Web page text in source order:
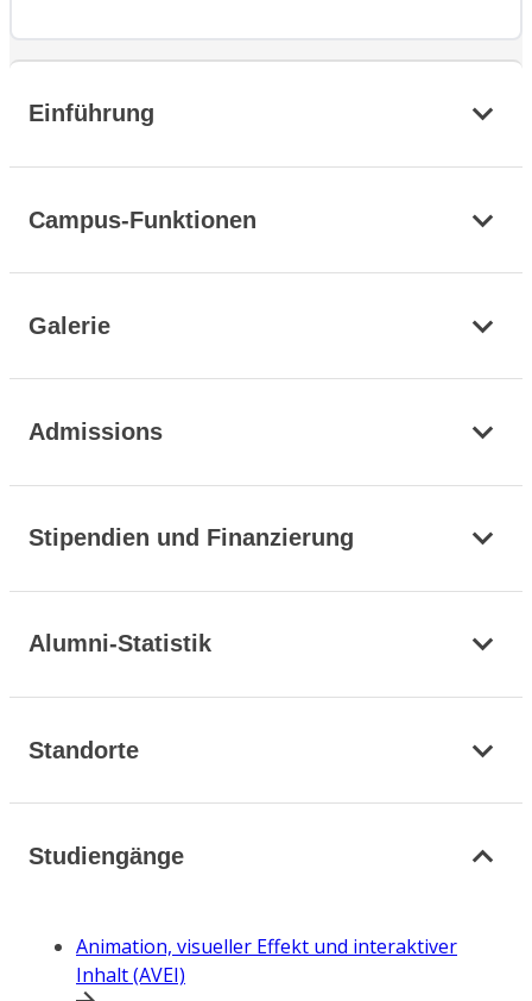
Einführung
Campus-Funktionen
Galerie
Admissions
Stipendien und Finanzierung
Alumni-Statistik
Standorte
Studiengänge
Animation, visueller Effekt und interaktiver
Inhalt (AVEI)